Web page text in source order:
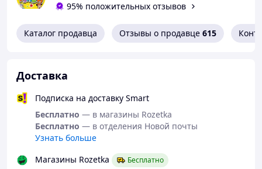
95% положительных отзывов
Каталог продавца Отзывы о продавце 615
Доставка
Подписка на доставку Smart
Бесплатно — в магазины Rozetka
Бесплатно — в отделения Новой почты
Узнать больше
Магазины Rozetka
Бесплатно